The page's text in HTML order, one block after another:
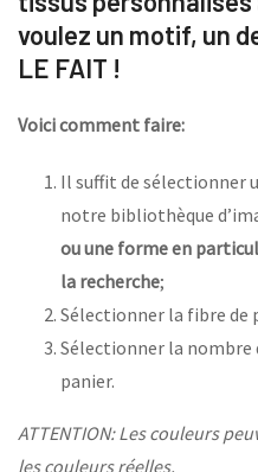
voulez un motif, un
LE FAIT !
Voici comment faire:
Il suffit de sélectionner
notre bibliothèque
ou une forme en
la recherche;
Sélectionner la fibre de
Sélectionner la nombre
panier.
ATTENTION: Les couleurs
les couleurs réelles.